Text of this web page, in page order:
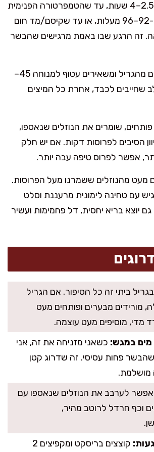
וממשיכים עוד 2.5–4 שעות, עד שהטמפרטורה הפנימית
מגיעה בערך ל-92–96 מעלות, או עד שקיסם/מד חום
זה הרגע שבו באמת מרגישים שהבשר
מורידים מהגריל ומשאירים עטוף למנוחה 45–
שחייבים לכבד, אחרת כל המיצים
פותחים, שומרים את הנוזלים שנאספו,
הסיבים לפרוסות דקות. אם יש חלק
אפשר לפרוס טיפה עבה יותר.
מעט מהנוזלים ששמרנו מעל הפרוסות.
עם טחינה לימונית מרעננת וסלט
גם יוצא בריא יחסית, דל פחמימות ועשיר
בגריל ביתי זה כל הסיפור. אם הגריל
מורידים מבערים ופותחים מעט
מדי, מוסיפים מעט עוצמה.
מים במגש: כשאני מזניחה את זה, אני
פחות עסיסי. זה שדרוג קטן
מושלמת.
אפשר לערבב את הנוזלים שנאספו עם
וכף חרדל לרוטב מהיר,
קוצצים בריסקט ומקפיצים 2